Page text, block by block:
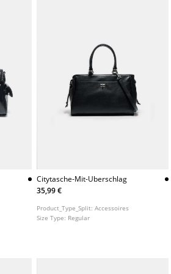
Citytasche-Mit-Uberschlag
35,99 €
Product_Type_Split:Accessoires
Size Type: Regular